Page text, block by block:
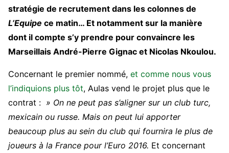
stratégie de recrutement dans les colonnes de
L’Equipe ce matin… Et notamment sur la manière
dont il compte s’y prendre pour convaincre les
Marseillais André-Pierre Gignac et Nicolas Nkoulou.
Concernant le premier nommé, et comme nous vous
l’indiquions plus tôt, Aulas vend le projet plus que le
contrat : » On ne peut pas s’aligner sur un club turc,
mexicain ou russe. Mais on peut lui apporter
beaucoup plus au sein du club qui fournira le plus de
joueurs à la France pour l’Euro 2016. Et concernant